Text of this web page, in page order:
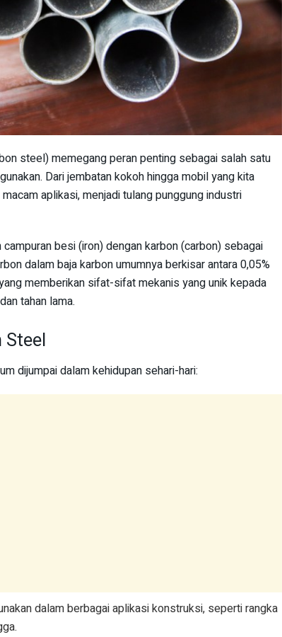
steel) memegang peran penting sebagai salah satu
Dari jembatan kokoh hingga mobil yang kita
aplikasi, menjadi tulang punggung industri
besi (iron) dengan karbon (carbon) sebagai
dalam baja karbon umumnya berkisar antara 0,05%
memberikan sifat-sifat mekanis yang unik kepada
tahan lama.
Steel
dijumpai dalam kehidupan sehari-hari:
dalam berbagai aplikasi konstruksi, seperti rangka